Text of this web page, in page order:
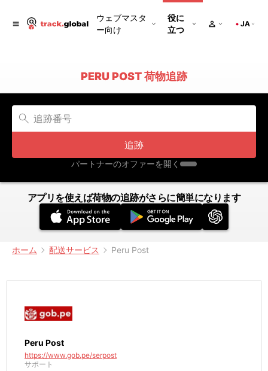
ウェブマスタ
ー向け
役に
立つ
JA
PERU POST 荷物追跡
追跡
パートナーのオファーを開く
アプリを使えば荷物の追跡がさらに簡単になります
ホーム 配送サービス Peru Post
Peru Post
https://www.gob.pe/serpost
サポート